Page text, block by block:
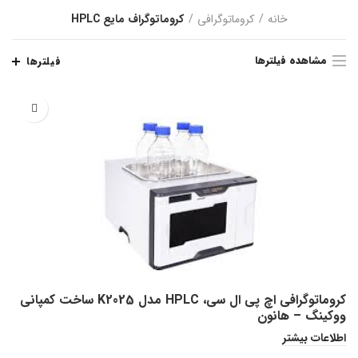
خانه
کروماتوگرافی کروماتوگراف مایع HPLC
مشاهده فیلترها فیلترها
کروماتوگرافی اچ پی ال سی، HPLC مدل K2025 ساخت کمپانی
ووکینگ – هانون
اطلاعات بیشتر